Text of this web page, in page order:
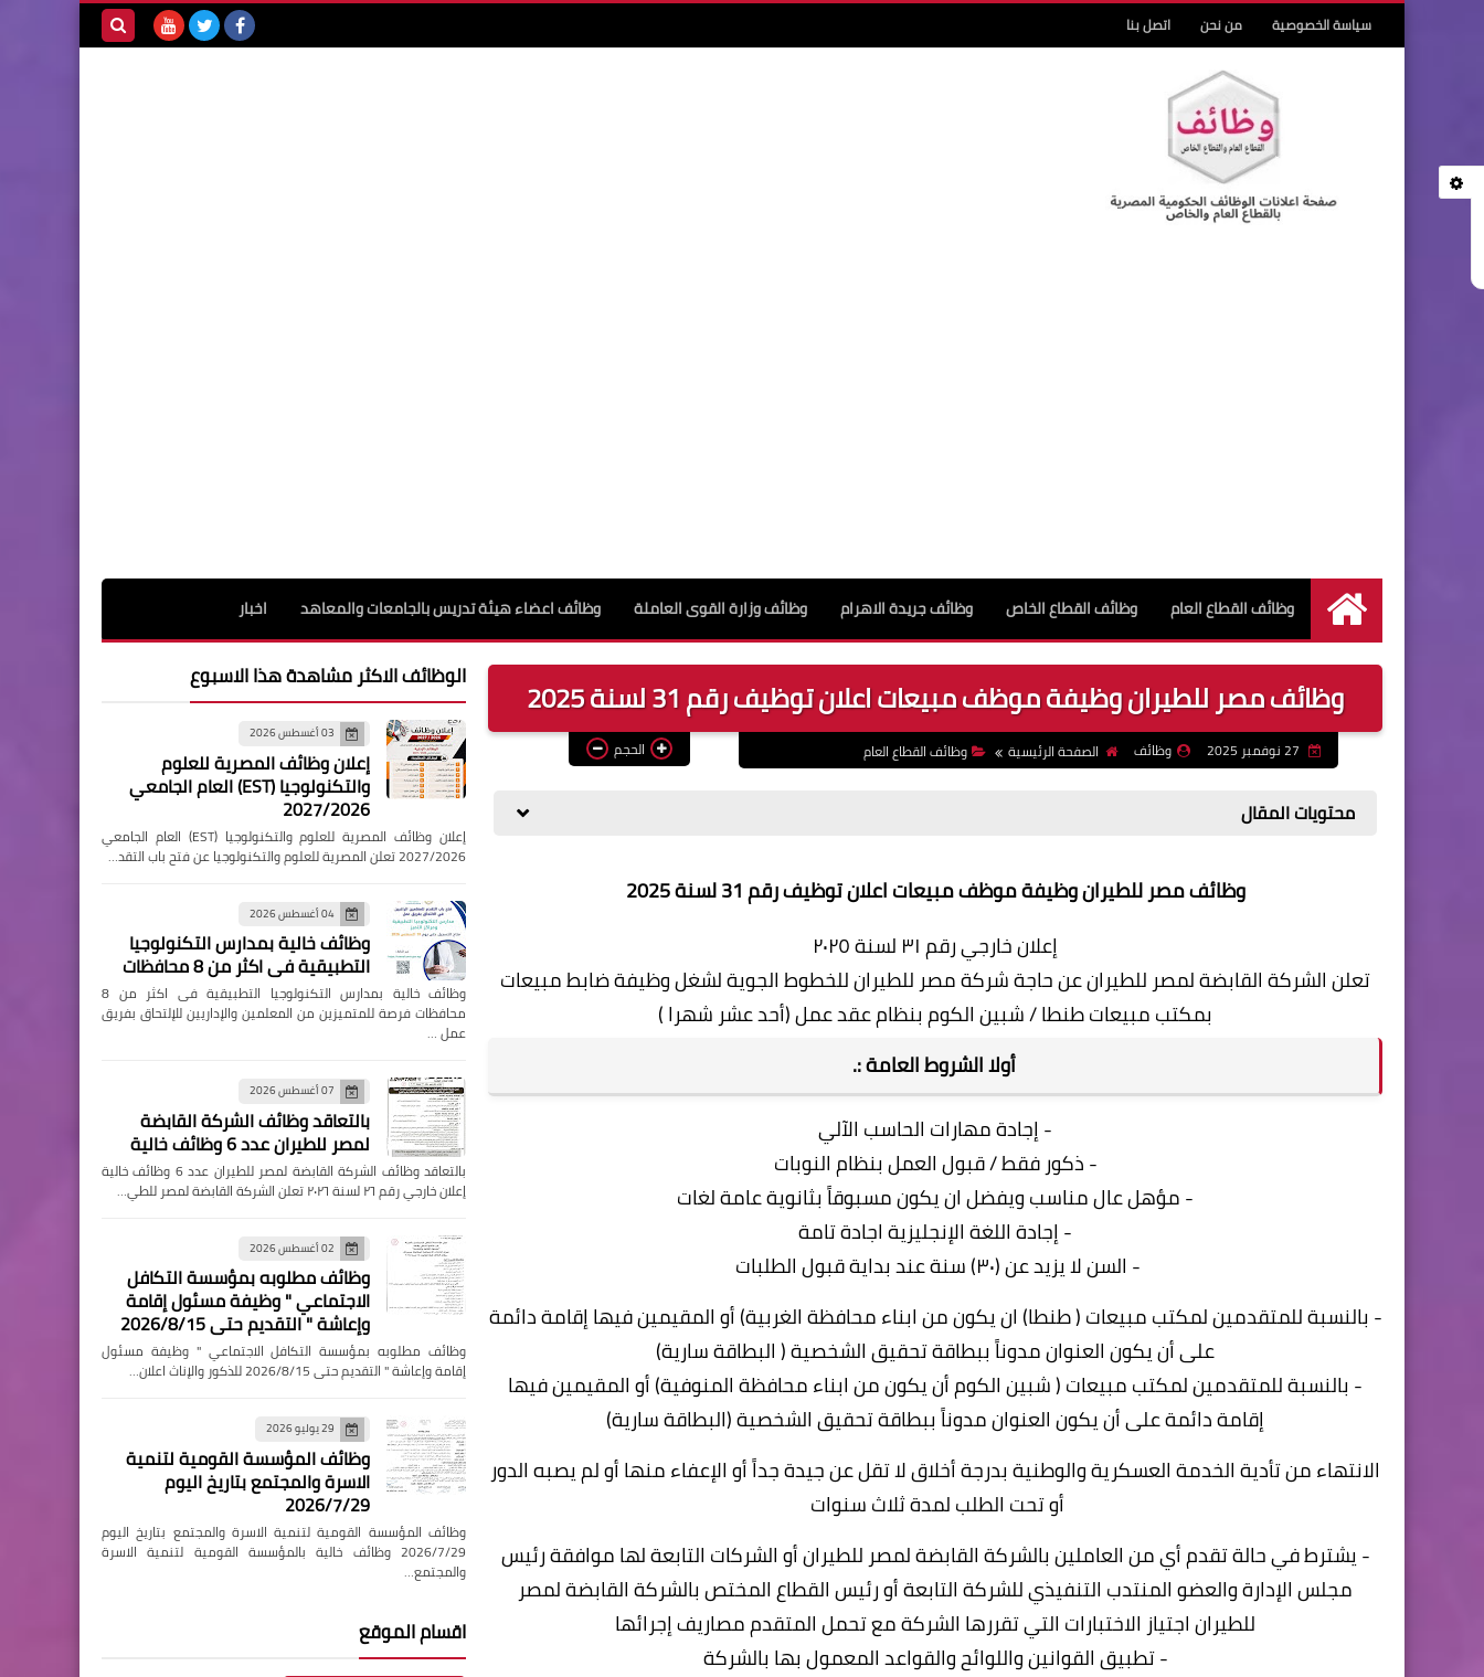
سياسة الخصوصية من نحن اتصل بنا
الرئيسية
وظائف القطاع العام وظائف القطاع الخاص وظائف جريدة الاهرام وظائف وزارة القوى العاملة وظائف اعضاء هيئة تدريس بالجامعات والمعاهد اخبار
وظائف مصر للطيران وظيفة موظف مبيعات اعلان توظيف رقم 31 لسنة 2025
وظائف الصفحة الرئيسية وظائف القطاع العام الحجم
محتويات المقال
وظائف مصر للطيران وظيفة موظف مبيعات اعلان توظيف رقم 31 لسنة 2025
إعلان خارجي رقم ٣١ لسنة ٢٠٢٥
تعلن الشركة القابضة لمصر للطيران عن حاجة شركة مصر للطيران للخطوط الجويةلشغل وظيفة ضابط مبيعات
بمكتب مبيعات طنطا / شبين الكوم بنظام عقد عمل (أحد عشر شهرا )
أولا الشروط العامة :.
- إجادة مهارات الحاسب الآلي
- ذكور فقط / قبول العمل بنظام النوبات
- مؤهل عال مناسب ويفضل ان يكون مسبوقاً بثانوية عامة لغات
- إجادة اللغة الإنجليزية اجادة تامة
- السن لا يزيد عن (٣٠) سنة عند بداية قبول الطلبات
- بالنسبة للمتقدمين لمكتب مبيعات ( طنطا) ان يكون من ابناء محافظة الغربية) أو المقيمين فيها إقامة دائمة
على أن يكون العنوان مدوناً ببطاقة تحقيقالشخصية ( البطاقة سارية)
- بالنسبة للمتقدمين لمكتب مبيعات ( شبين الكوم أن يكون من ابناء محافظة المنوفية) أو المقيمين فيها
إقامة دائمة على أن يكون العنوان مدوناً ببطاقةتحقيق الشخصية (البطاقة سارية)
الانتهاء من تأدية الخدمة العسكرية والوطنية بدرجة أخلاق لا تقل عن جيدة جداً أو الإعفاء منها أو لم يصبه الدور
أو تحت الطلب لمدة ثلاثسنوات
- يشترط في حالة تقدم أي من العاملين بالشركة القابضة لمصر للطيران أو الشركات التابعة لها موافقة رئيس
مجلس الإدارة والعضو المنتدب التنفيذيللشركة التابعة أو رئيس القطاع المختص بالشركة القابضة لمصر
للطيراناجتياز الاختبارات التي تقررها الشركة مع تحمل المتقدم مصاريف إجرائها
- تطبيق القوانين واللوائح والقواعد المعمول بها بالشركة
الوظائف الاكثر مشاهدة هذا الاسبوع
03 أغسطس 2026
إعلان وظائف المصرية للعلوم
والتكنولوجيا (EST) العام الجامعي
2027/2026
إعلان وظائف المصرية للعلوم والتكنولوجيا (EST) العام الجامعي
2027/2026 تعلن المصرية للعلوم والتكنولوجيا عن فتح باب التقد…
04 أغسطس 2026
وظائف خالية بمدارس التكنولوجيا
التطبيقية فى اكثر من 8 محافظات
وظائف خالية بمدارس التكنولوجيا التطبيقية فى اكثر من 8
محافظات فرصة للمتميزين من المعلمين والإداريين للإلتحاق بفريق
عمل …
07 أغسطس 2026
بالتعاقد وظائف الشركة القابضة
لمصر للطيران عدد 6 وظائف خالية
بالتعاقد وظائف الشركة القابضة لمصر للطيران عدد 6 وظائف خالية
إعلان خارجي رقم ٢٦ لسنة ٢٠٢٦ تعلن الشركة القابضة لمصر للطي…
02 أغسطس 2026
وظائف مطلوبه بمؤسسة التكافل
الاجتماعي " وظيفة مسئول إقامة
وإعاشة " التقديم حتى 2026/8/15
وظائف مطلوبه بمؤسسة التكافل الاجتماعي " وظيفة مسئول
إقامة وإعاشة " التقديم حتى 2026/8/15 للذكور والإناث اعلان…
29 يوليو 2026
وظائف المؤسسة القومية لتنمية
الاسرة والمجتمع بتاريخ اليوم
2026/7/29
وظائف المؤسسة القومية لتنمية الاسرة والمجتمع بتاريخ اليوم
2026/7/29 وظائف خالية بالمؤسسة القومية لتنمية الاسرة
والمجتمع…
اقسام الموقع